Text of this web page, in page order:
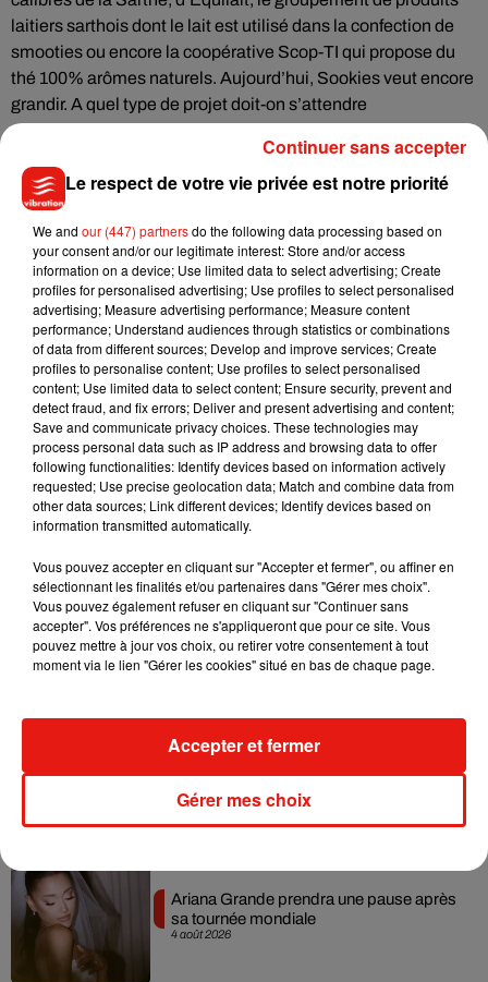
laitiers sarthois dont le lait est utilisé dans la confection de
smooties ou encore la coopérative Scop-TI qui propose du
thé 100% arômes naturels. Aujourd’hui, Sookies veut encore
grandir. A quel type de projet doit-on s’attendre
prochainement ?
Écouter le podcast
A terme, d’autres projets pourraient voir le jour comme celui
d’ateliers de cuisine anti-gaspillage. Les idées ne manquent
pas. En attendant de les voir fleurir, vous pouvez venir profiter
des produits locaux duSookies Café, centre des Jacobins au
Mans.
Musique
5 août 2026
Benny Blanco invite Selena Gomez et
Becky G sur son nouveau single
Tiny Desk invite Charlie Puth pour une
live session solaire
4 août 2026
Ariana Grande prendra une pause après
sa tournée mondiale
Le respect de votre vie privée est notre priorité
We and our (447) partnersdo the following data processing based on
your consent and/or our legitimate interest: Store and/or access
information on a device; Use limited data to select advertising; Create
profiles for personalised advertising; Use profiles to select personalised
advertising; Measure advertising performance; Measure content
performance; Understand audiences through statistics or combinations
of data from different sources; Develop and improve services; Create
profiles to personalise content; Use profiles to select personalised
content; Use limited data to select content; Ensure security, prevent and
detect fraud, and fix errors; Deliver and present advertising and content;
Save and communicate privacy choices. These technologies may
process personal data such as IP address and browsing data to offer
following functionalities: Identify devices based on information actively
requested; Use precise geolocation data; Match and combine data from
other data sources; Link different devices; Identify devices based on
information transmitted automatically.
Vous pouvez accepter en cliquant sur "Accepter et fermer", ou affiner en
sélectionnant les finalités et/ou partenaires dans "Gérer mes choix".
Vous pouvez également refuser en cliquant sur "Continuer sans
accepter". Vos préférences ne s'appliqueront que pour ce site. Vous
pouvez mettre à jour vos choix, ou retirer votre consentement à tout
moment via le lien "Gérer les cookies" situé en bas de chaque page.
Gérer mes choix
Accepter et fermer
Continuer sans accepter